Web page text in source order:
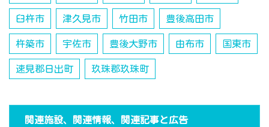
臼杵市 津久見市 竹田市 豊後高田市
杵築市 宇佐市 豊後大野市 由布市 国東市
速見郡日出町 玖珠郡玖珠町
関連施設、関連情報、関連記事と広告